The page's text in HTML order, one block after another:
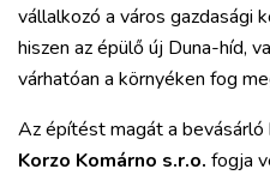
vállalkozó a város gazdasági
hiszen az épülő új Duna-híd,
várhatóan a környéken fog
Az építést magát a bevásárló
Korzo Komárno s.r.o. fogja